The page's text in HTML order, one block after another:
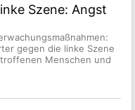
Szene: Angst
gegen die linke Szene
Menschen und